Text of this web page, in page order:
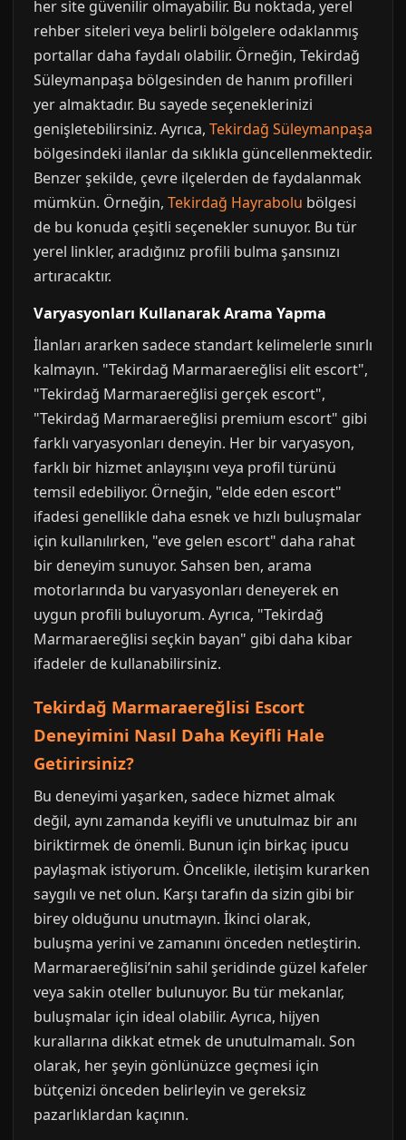
her site güvenilir olmayabilir. Bu noktada, yerel
rehber siteleri veya belirli bölgelere odaklanmış
portallar daha faydalı olabilir. Örneğin, Tekirdağ
Süleymanpaşa bölgesinden de hanım profilleri
yer almaktadır. Bu sayede seçeneklerinizi
genişletebilirsiniz. Ayrıca, Tekirdağ Süleymanpaşa
bölgesindeki ilanlar da sıklıkla güncellenmektedir.
Benzer şekilde, çevre ilçelerden de faydalanmak
mümkün. Örneğin, Tekirdağ Hayrabolu bölgesi
de bu konuda çeşitli seçenekler sunuyor. Bu tür
yerel linkler, aradığınız profili bulma şansınızı
artıracaktır.
Varyasyonları Kullanarak Arama Yapma
İlanları ararken sadece standart kelimelerle sınırlı
kalmayın. "Tekirdağ Marmaraereğlisi elit escort",
"Tekirdağ Marmaraereğlisi gerçek escort",
"Tekirdağ Marmaraereğlisi premium escort" gibi
farklı varyasyonları deneyin. Her bir varyasyon,
farklı bir hizmet anlayışını veya profil türünü
temsil edebiliyor. Örneğin, "elde eden escort"
ifadesi genellikle daha esnek ve hızlı buluşmalar
için kullanılırken, "eve gelen escort" daha rahat
bir deneyim sunuyor. Sahsen ben, arama
motorlarında bu varyasyonları deneyerek en
uygun profili buluyorum. Ayrıca, "Tekirdağ
Marmaraereğlisi seçkin bayan" gibi daha kibar
ifadeler de kullanabilirsiniz.
Tekirdağ Marmaraereğlisi Escort
Deneyimini Nasıl Daha Keyifli Hale
Getirirsiniz?
Bu deneyimi yaşarken, sadece hizmet almak
değil, aynı zamanda keyifli ve unutulmaz bir anı
biriktirmek de önemli. Bunun için birkaç ipucu
paylaşmak istiyorum. Öncelikle, iletişim kurarken
saygılı ve net olun. Karşı tarafın da sizin gibi bir
birey olduğunu unutmayın. İkinci olarak,
buluşma yerini ve zamanını önceden netleştirin.
Marmaraereğlisi’nin sahil şeridinde güzel kafeler
veya sakin oteller bulunuyor. Bu tür mekanlar,
buluşmalar için ideal olabilir. Ayrıca, hijyen
kurallarına dikkat etmek de unutulmamalı. Son
olarak, her şeyin gönlünüzce geçmesi için
bütçenizi önceden belirleyin ve gereksiz
pazarlıklardan kaçının.